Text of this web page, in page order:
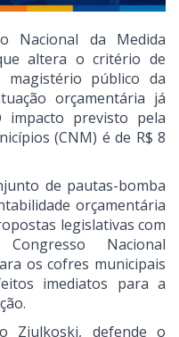
Nacional da Medida
altera o critério de
público da
orçamentária já
impacto previsto pela
(CNM) é de R$ 8
de pautas-bomba
orçamentária
legislativas com
Nacional
os cofres municipais
imediatos para a
Ziulkoski, defende o